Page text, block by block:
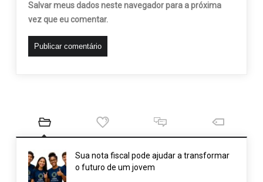
Salvar meus dados neste navegador para a próxima
vez que eu comentar.
Sua nota fiscal pode ajudar a transformar
o futuro de um jovem